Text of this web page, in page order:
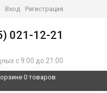
Вход Регистрация
021-12-21
с 9:00 до 21:00
0 товаров